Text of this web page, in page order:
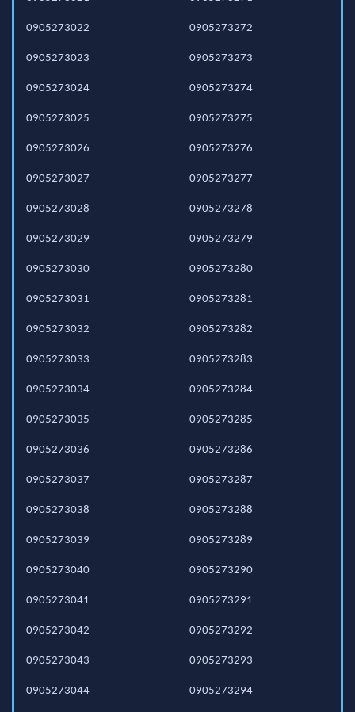
0905273022
0905273023
0905273024
0905273025
0905273026
0905273027
0905273028
0905273029
0905273030
0905273031
0905273032
0905273033
0905273034
0905273035
0905273036
0905273037
0905273038
0905273039
0905273040
0905273041
0905273042
0905273043
0905273044
0905273272
0905273273
0905273274
0905273275
0905273276
0905273277
0905273278
0905273279
0905273280
0905273281
0905273282
0905273283
0905273284
0905273285
0905273286
0905273287
0905273288
0905273289
0905273290
0905273291
0905273292
0905273293
0905273294